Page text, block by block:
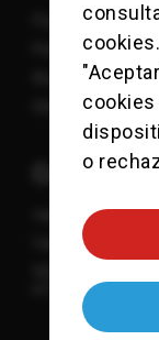
Política de
Política de
Aviso Legal
Sitemap
Contacto
Calle Mandri 3-9
615 832 107
cookies
cookies
o